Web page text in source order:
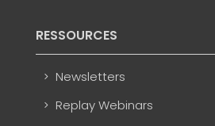
RESSOURCES
Newsletters
Replay Webinars